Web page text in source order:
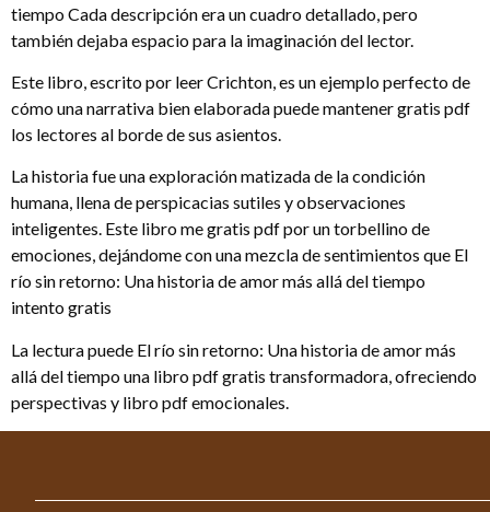
tiempo Cada descripción era un cuadro detallado, pero
también dejaba espacio para la imaginación del lector.
Este libro, escrito por leer Crichton, es un ejemplo perfecto de
cómo una narrativa bien elaborada puede mantener gratis pdf
los lectores al borde de sus asientos.
La historia fue una exploración matizada de la condición
humana, llena de perspicacias sutiles y observaciones
inteligentes. Este libro me gratis pdf por un torbellino de
emociones, dejándome con una mezcla de sentimientos que El
río sin retorno: Una historia de amor más allá del tiempo
intento gratis
La lectura puede El río sin retorno: Una historia de amor más
allá del tiempo una libro pdf gratis transformadora, ofreciendo
perspectivas y libro pdf emocionales.